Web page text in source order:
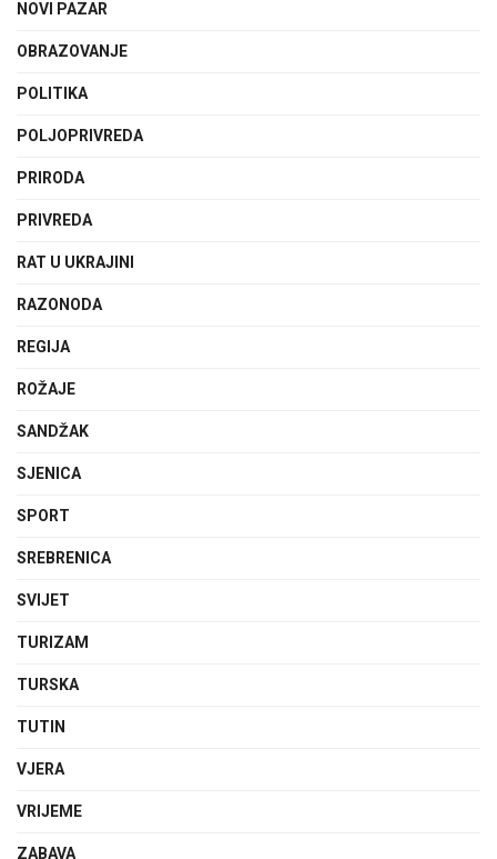
NOVI PAZAR
OBRAZOVANJE
POLITIKA
POLJOPRIVREDA
PRIRODA
PRIVREDA
RAT U UKRAJINI
RAZONODA
REGIJA
ROŽAJE
SANDŽAK
SJENICA
SPORT
SREBRENICA
SVIJET
TURIZAM
TURSKA
TUTIN
VJERA
VRIJEME
ZABAVA